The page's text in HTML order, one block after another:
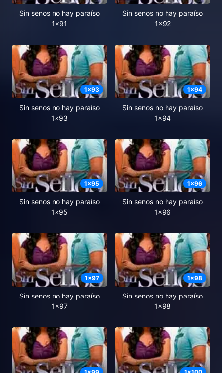
Sin senos no hay paraíso
1x91
Sin senos no hay paraíso
1x92
1x93
Sin senos no hay paraíso
1x93
1x94
Sin senos no hay paraíso
1x94
1x95
Sin senos no hay paraíso
1x95
1x96
Sin senos no hay paraíso
1x96
1x97
Sin senos no hay paraíso
1x97
1x98
Sin senos no hay paraíso
1x98